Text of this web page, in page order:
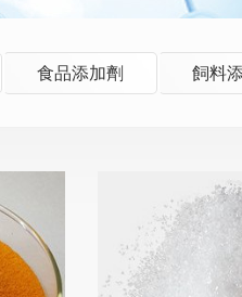
食品添加劑 飼料